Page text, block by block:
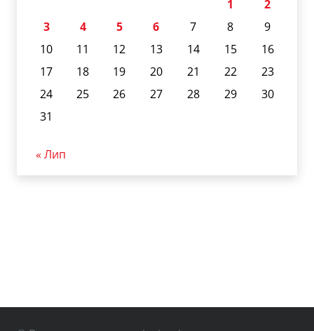
1
2
3
4 5 6 7 8
9
10
11 12 13 14 15
16
17
18 19 20 21 22
23
24
25 26 27 28 29
30
31
« Лип